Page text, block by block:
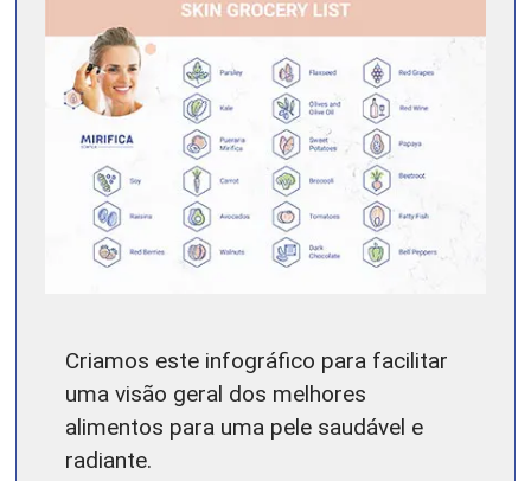
Criamos este infográfico para facilitar
uma visão geral dos melhores
alimentos para uma pele saudável e
radiante.